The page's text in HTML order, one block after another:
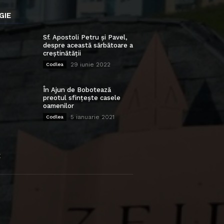
Sf. Apostoli Petru și Pavel,
despre această sărbătoare a
creștinătății
Codlea 29 iunie 2022
În Ajun de Bobotează
preotul sfințește casele
oamenilor
Codlea 5 ianuarie 2021